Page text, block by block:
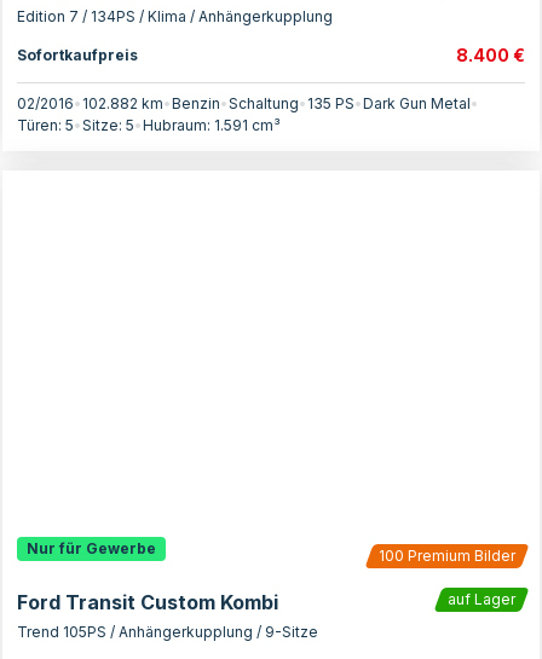
Edition 7 / 134PS / Klima / Anhängerkupplung
Sofortkaufpreis 8.400 €
02/2016• 102.882 km•Benzin•Schaltung• 135 PS•Dark Gun Metal•
Türen: 5•Sitze: 5•Hubraum: 1.591 cm³
100 Premium Bilder
Nur für Gewerbe
Ford Transit Custom Kombi
auf Lager
Trend 105PS / Anhängerkupplung / 9-Sitze